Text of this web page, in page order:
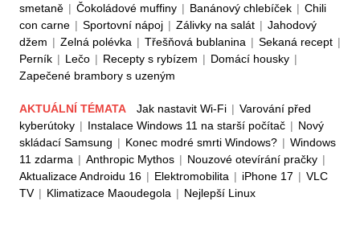
smetaně | Čokoládové muffiny | Banánový chlebíček | Chili
con carne | Sportovní nápoj | Zálivky na salát | Jahodový
džem | Zelná polévka | Třešňová bublanina | Sekaná recept |
Perník | Lečo | Recepty s rybízem | Domácí housky |
Zapečené brambory s uzeným
AKTUÁLNÍ TÉMATA Jak nastavit Wi-Fi | Varování před
kyberútoky | Instalace Windows 11 na starší počítač | Nový
skládací Samsung | Konec modré smrti Windows? | Windows
11 zdarma | Anthropic Mythos | Nouzové otevírání pračky |
Aktualizace Androidu 16 | Elektromobilita | iPhone 17 | VLC
TV | Klimatizace Maoudegola | Nejlepší Linux